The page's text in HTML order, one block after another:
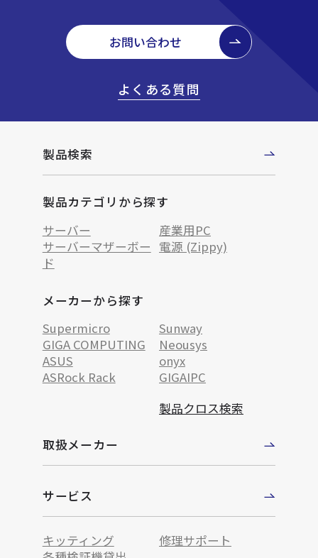
お問い合わせ
よくある質問
製品検索
製品カテゴリから探す
サーバー
産業用PC
サーバーマザーボー
ド
電源 (Zippy)
メーカーから探す
Supermicro
Sunway
GIGA COMPUTING
Neousys
ASUS
onyx
ASRock Rack
GIGAIPC
製品クロス検索
取扱メーカー
サービス
キッティング
修理サポート